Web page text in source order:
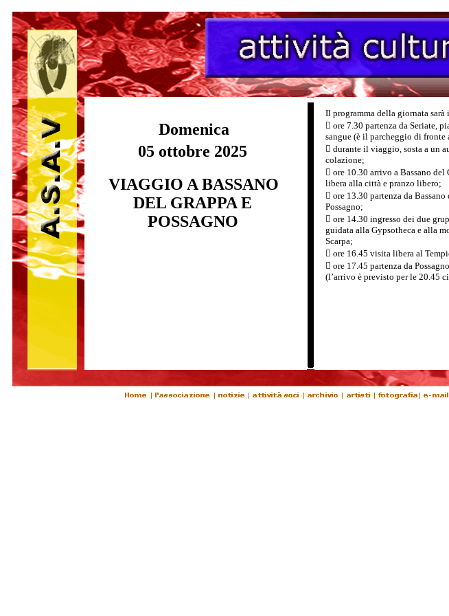
Il programma della giornata sarà
 ore 7.30 partenza da Seriate,
sangue (è il parcheggio di fronte
 durante il viaggio, sosta a un
colazione;
 ore 10.30 arrivo a Bassano del
libera alla città e pranzo libero;
 ore 13.30 partenza da Bassano
Possagno;
 ore 14.30 ingresso dei due
guidata alla Gypsotheca e alla
Scarpa;
 ore 16.45 visita libera al
 ore 17.45 partenza da
(l’arrivo è previsto per le 20.45
Domenica
05 ottobre 2025
VIAGGIO A BASSANO
DEL GRAPPA E
POSSAGNO